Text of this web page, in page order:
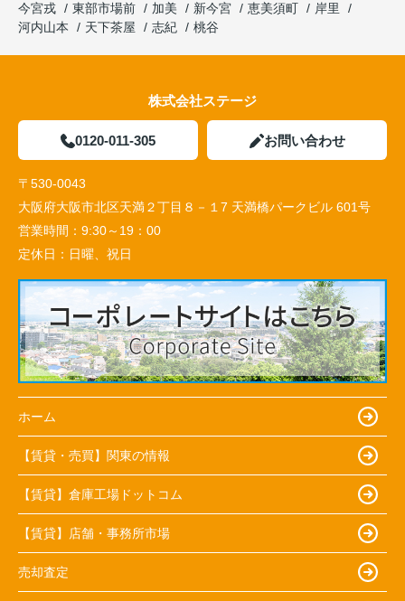
今宮戎
東部市場前 加美 新今宮 恵美須町
岸里
河内山本
天下茶屋 志紀 桃谷
株式会社ステージ
0120-011-305 お問い合わせ
〒530-0043
大阪府大阪市北区天満２丁目８－１7 天満橋パークビル 601号
営業時間： 9:30～19：00
定休日： 日曜、祝日
ホーム
【賃貸・売買】関東の情報
【賃貸】倉庫工場ドットコム
【賃貸】店舗・事務所市場
売却査定